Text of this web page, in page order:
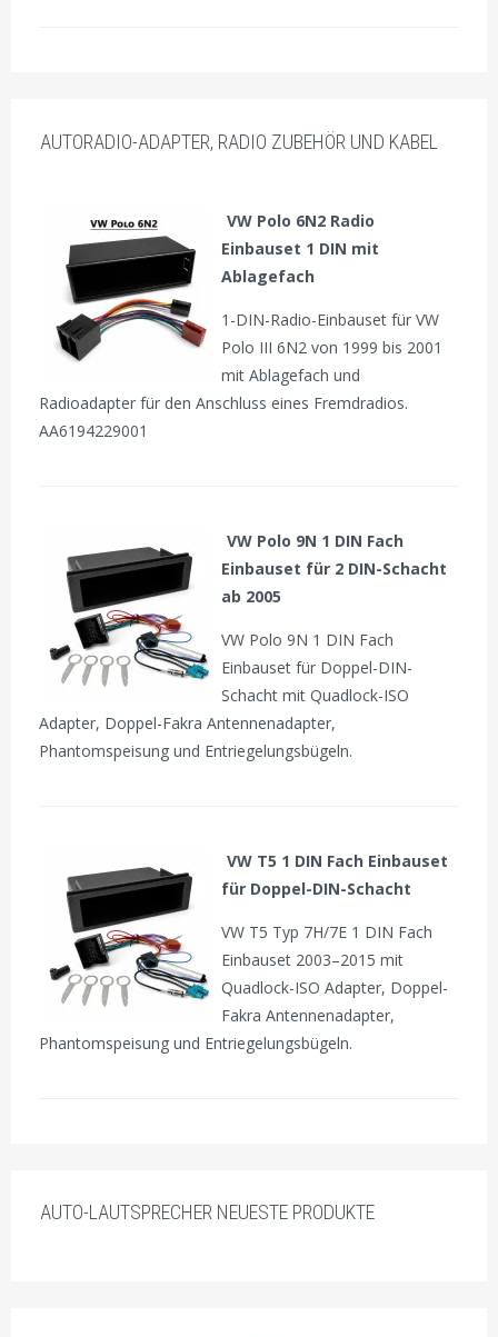
AUTORADIO-ADAPTER, RADIO ZUBEHÖR UND KABEL
VW Polo 6N2 Radio
Einbauset 1 DIN mit
Ablagefach
1-DIN-Radio-Einbauset für VW
Polo III 6N2 von 1999 bis 2001
mit Ablagefach und
Radioadapter für den Anschluss eines Fremdradios.
AA6194229001
VW Polo 9N 1 DIN Fach
Einbauset für 2 DIN-Schacht
ab 2005
VW Polo 9N 1 DIN Fach
Einbauset für Doppel-DIN-
Schacht mit Quadlock-ISO
Adapter, Doppel-Fakra Antennenadapter,
Phantomspeisung und Entriegelungsbügeln.
VW T5 1 DIN Fach Einbauset
für Doppel-DIN-Schacht
VW T5 Typ 7H/7E 1 DIN Fach
Einbauset 2003–2015 mit
Quadlock-ISO Adapter, Doppel-
Fakra Antennenadapter,
Phantomspeisung und Entriegelungsbügeln.
AUTO-LAUTSPRECHER NEUESTE PRODUKTE